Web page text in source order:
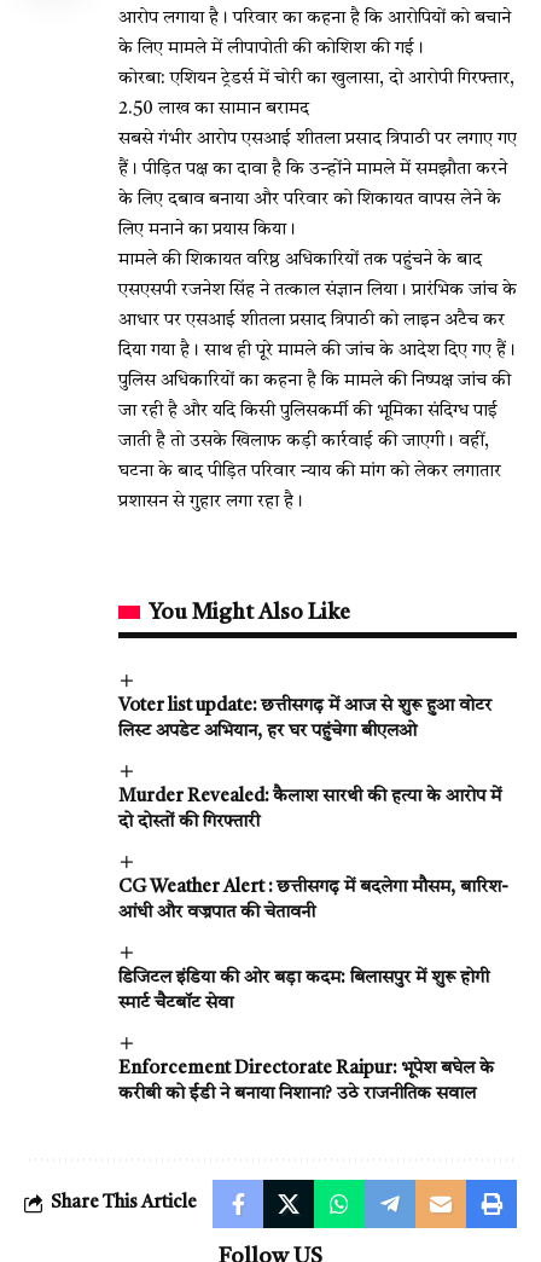
आरोप लगाया है। परिवार का कहना है कि आरोपियों को बचाने
के लिए मामले में लीपापोती की कोशिश की गई।
कोरबा: एशियन ट्रेडर्स में चोरी का खुलासा, दो आरोपी गिरफ्तार,
₹2.50 लाख का सामान बरामद
सबसे गंभीर आरोप एसआई शीतला प्रसाद त्रिपाठी पर लगाए गए
हैं। पीड़ित पक्ष का दावा है कि उन्होंने मामले में समझौता करने
के लिए दबाव बनाया और परिवार को शिकायत वापस लेने के
लिए मनाने का प्रयास किया।
मामले की शिकायत वरिष्ठ अधिकारियों तक पहुंचने के बाद
एसएसपी रजनेश सिंह ने तत्काल संज्ञान लिया। प्रारंभिक जांच के
आधार पर एसआई शीतला प्रसाद त्रिपाठी को लाइन अटैच कर
दिया गया है। साथ ही पूरे मामले की जांच के आदेश दिए गए हैं।
पुलिस अधिकारियों का कहना है कि मामले की निष्पक्ष जांच की
जा रही है और यदि किसी पुलिसकर्मी की भूमिका संदिग्ध पाई
जाती है तो उसके खिलाफ कड़ी कार्रवाई की जाएगी। वहीं,
घटना के बाद पीड़ित परिवार न्याय की मांग को लेकर लगातार
प्रशासन से गुहार लगा रहा है।
You Might Also Like
Voter list update: छत्तीसगढ़ में आज से शुरू हुआ वोटर
लिस्ट अपडेट अभियान, हर घर पहुंचेगा बीएलओ
Murder Revealed: कैलाश सारथी की हत्या के आरोप में
दो दोस्तों की गिरफ्तारी
CG Weather Alert : छत्तीसगढ़ में बदलेगा मौसम, बारिश-
आंधी और वज्रपात की चेतावनी
डिजिटल इंडिया की ओर बड़ा कदम: बिलासपुर में शुरू होगी
स्मार्ट चैटबॉट सेवा
Enforcement Directorate Raipur: भूपेश बघेल के
करीबी को ईडी ने बनाया निशाना? उठे राजनीतिक सवाल
Share This Article
Follow US